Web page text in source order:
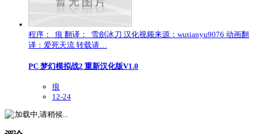
程序： 痕 翻译： 雪劍冰刀 汉化视频来源：wutianyu9076 动画翻
译：爱死天流 转载请…
PC 梦幻模拟战2 重新汉化版V1.0
痕
12-24
加载中,请稍候...